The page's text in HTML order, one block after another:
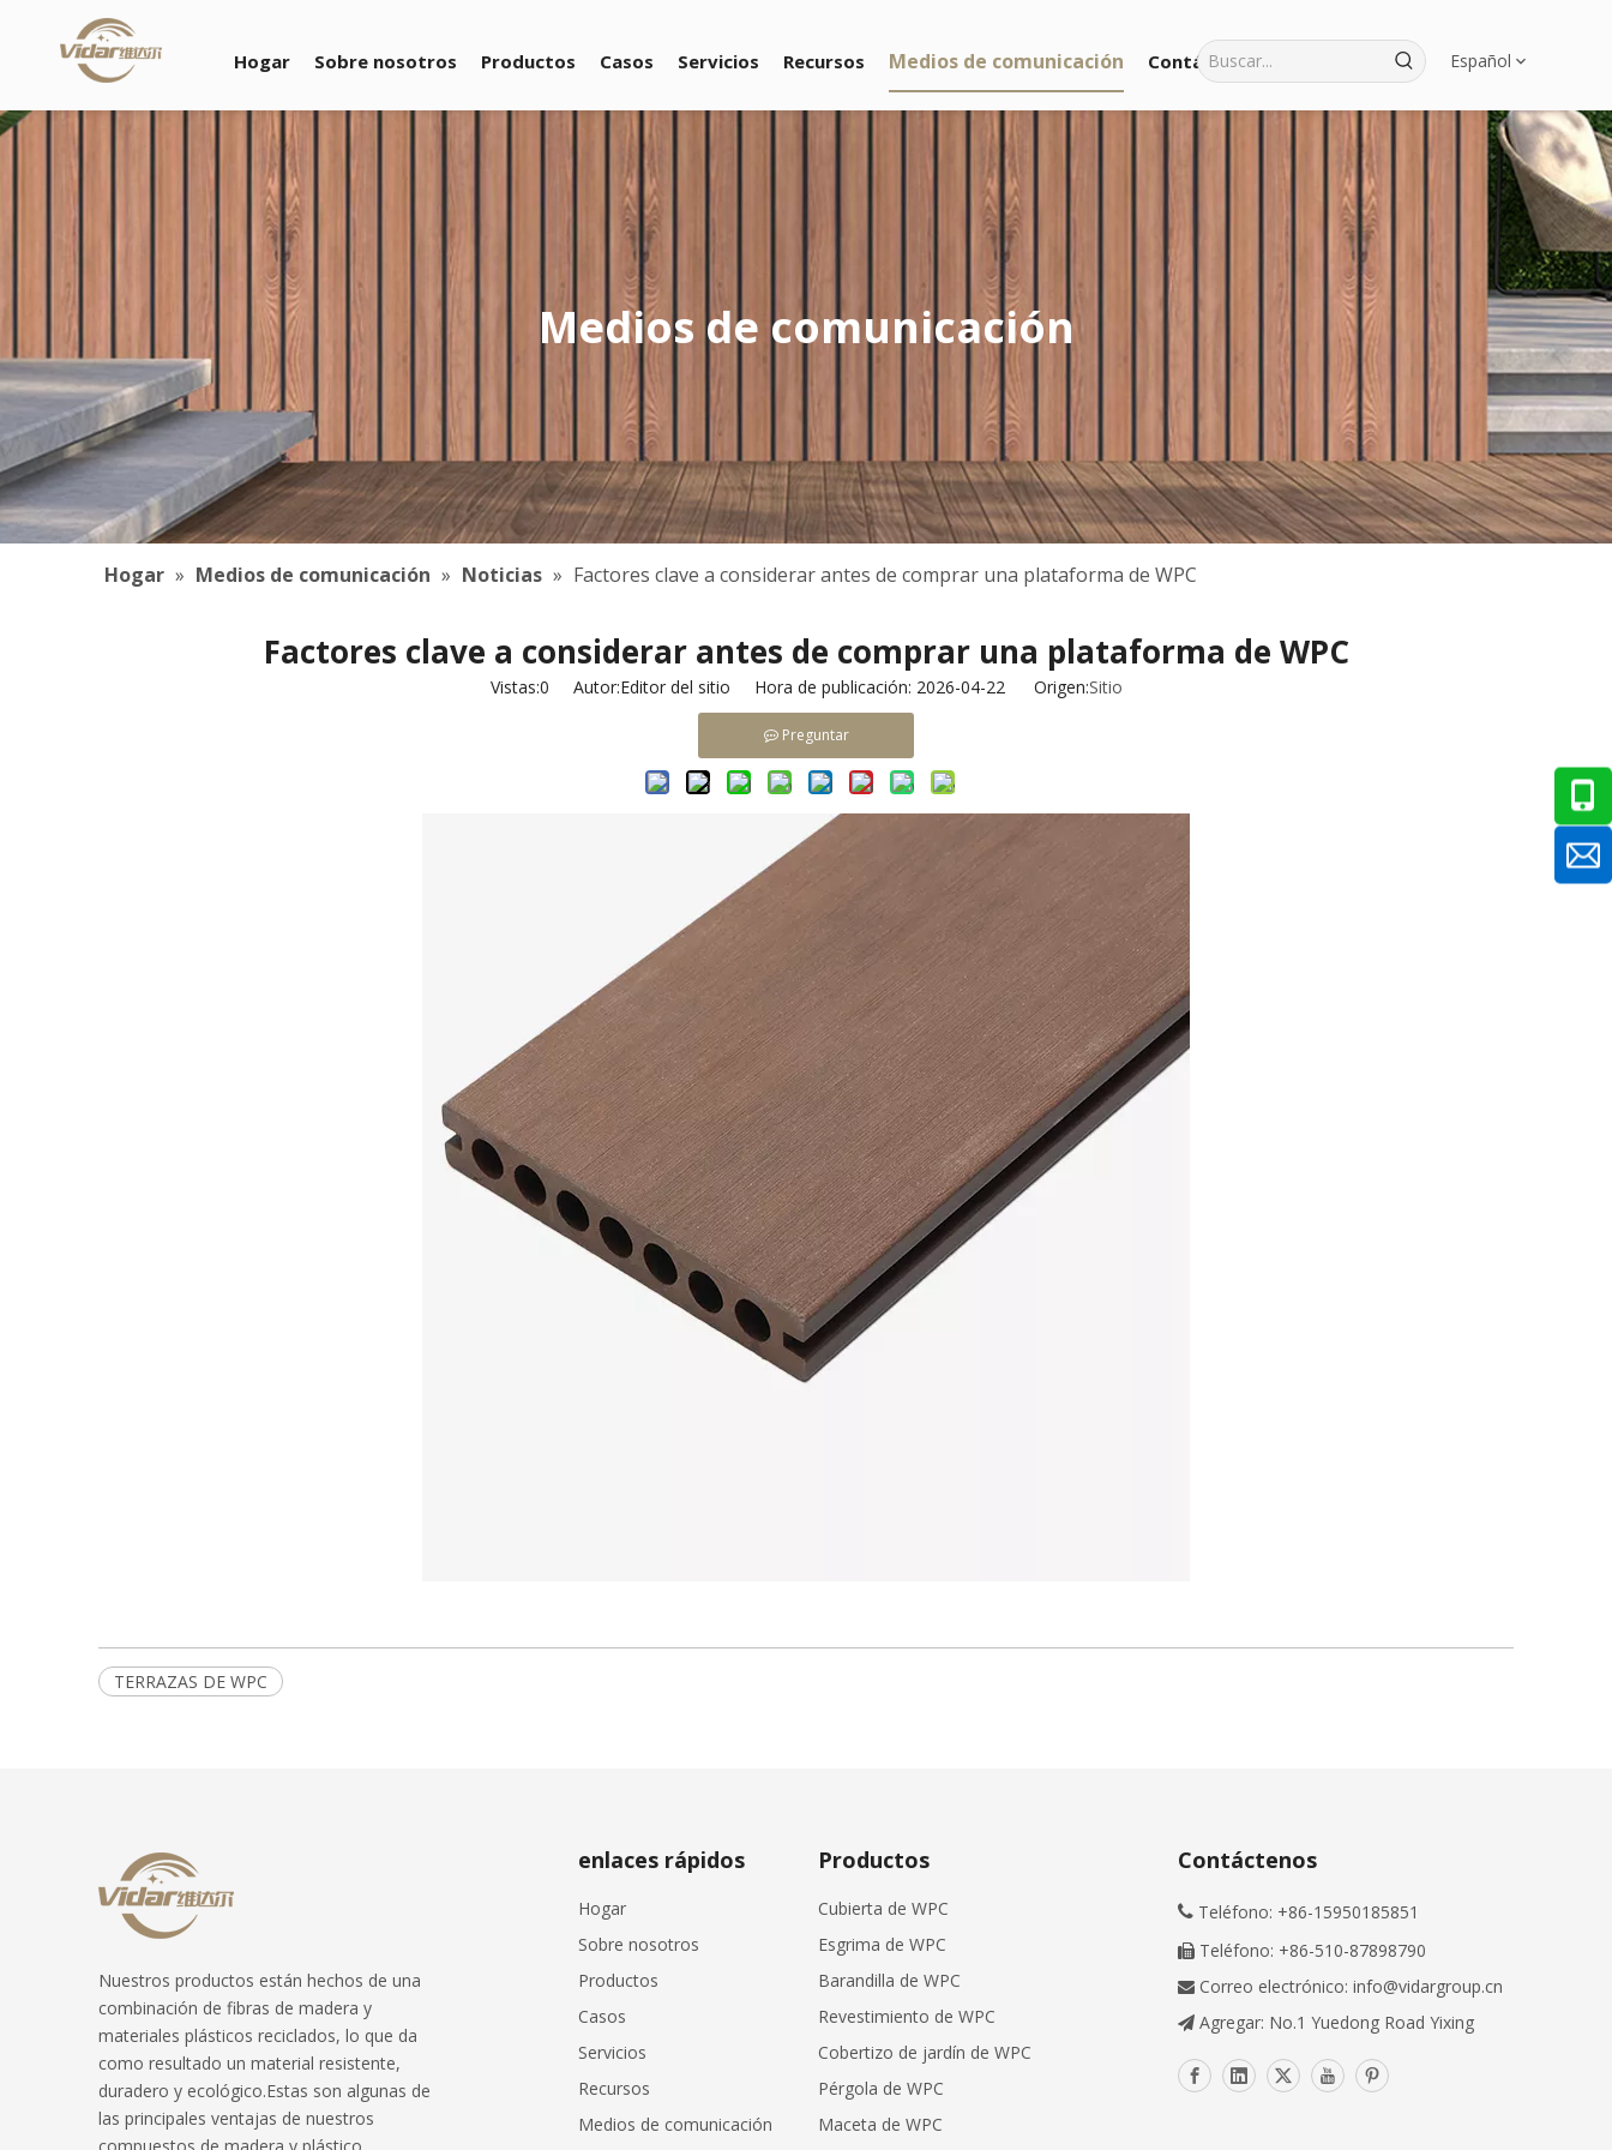
Hogar Sobre nosotros Productos Casos Servicios Recursos Medios de comunicación Contáctenos Español
Medios de comunicación
Hogar » Medios de comunicación » Noticias » Factores clave a considerar antes de comprar una plataforma de WPC
Factores clave a considerar antes de comprar una plataforma de WPC
Vistas:0 Autor:Editor del sitio Hora de publicación: 2026-04-22 Origen:Sitio
Preguntar
TERRAZAS DE WPC
Nuestros productos están hechos de una
combinación de fibras de madera y
materiales plásticos reciclados, lo que da
como resultado un material resistente,
duradero y ecológico.Estas son algunas de
las principales ventajas de nuestros
enlaces rápidos
Hogar
Sobre nosotros
Productos
Casos
Servicios
Recursos
Medios de comunicación
Productos
Cubierta de WPC
Esgrima de WPC
Barandilla de WPC
Revestimiento de WPC
Cobertizo de jardín de WPC
Pérgola de WPC
Maceta de WPC
Contáctenos
 Teléfono: +86-15950185851
 Teléfono: +86-510-87898790
 Correo electrónico: info@vidargroup.cn
 Agregar: No.1 Yuedong Road Yixing